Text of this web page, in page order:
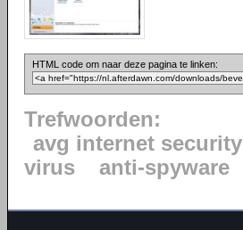
HTML code om naar deze pagina te linken:
Trefwoorden:
avg internet security
virus
anti-spyware